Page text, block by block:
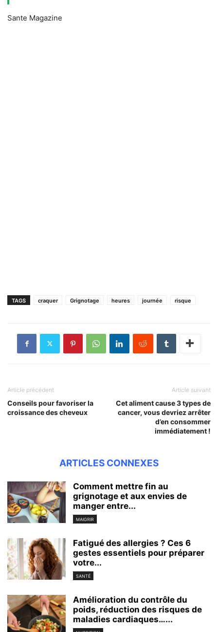
Sante Magazine
TAGS craquer Grignotage heures journée risque
Article précédent
Conseils pour favoriser la
croissance des cheveux
Article suivant
Cet aliment cause 3 types de
cancer, vous devriez arrêter
d’en consommer
immédiatement !
ARTICLES CONNEXES
Comment mettre fin au
grignotage et aux envies de
manger entre...
MAIGRIR
Fatigué des allergies ? Ces 6
gestes essentiels pour préparer
votre...
SANTÉ
Amélioration du contrôle du
poids, réduction des risques de
maladies cardiaques…...